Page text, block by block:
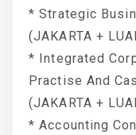
* Strategic
(JAKARTA +
* Integrated
Practise And
(JAKARTA +
* Accounting